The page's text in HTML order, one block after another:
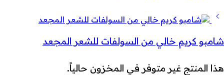
شامبو كريم خالي من السولفات للشعر المجعد
هذا المنتج غير متوفر في المخزون حالياً.